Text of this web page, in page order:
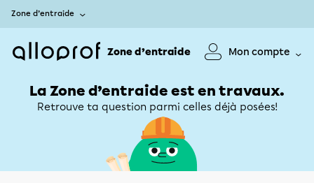
Zone d’entraide
Zone d’entraide Mon compte
La Zone d’entraide est en travaux.
Retrouve ta question parmi celles déjà posées!